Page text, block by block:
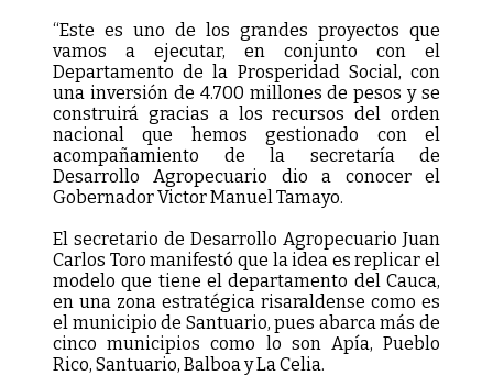
“Este es uno de los grandes proyectos que
vamos a ejecutar, en conjunto con el
Departamento de la Prosperidad Social, con
una inversión de 4.700 millones de pesos y se
construirá gracias a los recursos del orden
nacional que hemos gestionado con el
acompañamiento de la secretaría de
Desarrollo Agropecuario dio a conocer el
Gobernador Victor Manuel Tamayo.
El secretario de Desarrollo Agropecuario Juan
Carlos Toro manifestó que la idea es replicar el
modelo que tiene el departamento del Cauca,
en una zona estratégica risaraldense como es
el municipio de Santuario, pues abarca más de
cinco municipios como lo son Apía, Pueblo
Rico, Santuario, Balboa y La Celia.